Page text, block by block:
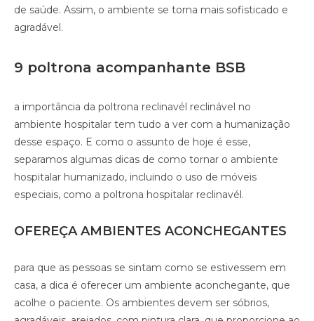
de saúde. Assim, o ambiente se torna mais sofisticado e
agradável.
9 poltrona acompanhante BSB
a importância da poltrona reclinavél reclinável no
ambiente hospitalar tem tudo a ver com a humanização
desse espaço. E como o assunto de hoje é esse,
separamos algumas dicas de como tornar o ambiente
hospitalar humanizado, incluindo o uso de móveis
especiais, como a poltrona hospitalar reclinavél.
OFEREÇA AMBIENTES ACONCHEGANTES
para que as pessoas se sintam como se estivessem em
casa, a dica é oferecer um ambiente aconchegante, que
acolhe o paciente. Os ambientes devem ser sóbrios,